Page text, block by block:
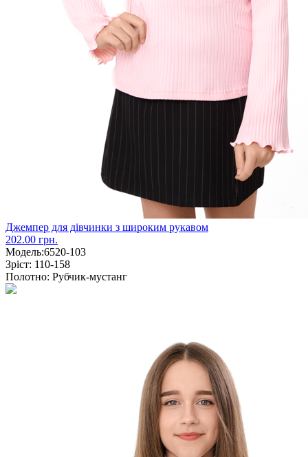
Джемпер для дівчинки з широким рукавом
202.00 грн.
Модель:6520-103
Зріст: 110-158
Полотно: Рубчик-мустанг